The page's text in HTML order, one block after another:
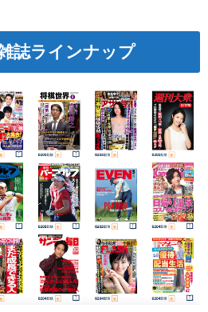
誌ラインナップ